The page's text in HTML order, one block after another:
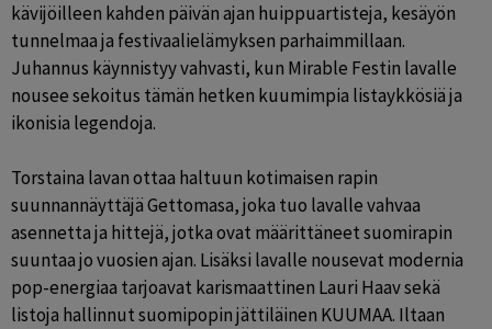
kävijöilleen kahden päivän ajan huippuartisteja, kesäyön
tunnelmaa ja festivaalielämyksen parhaimmillaan.
Juhannus käynnistyy vahvasti, kun Mirable Festin lavalle
nousee sekoitus tämän hetken kuumimpia listaykkösiä ja
ikonisia legendoja.
Torstaina lavan ottaa haltuun kotimaisen rapin
suunnannäyttäjä Gettomasa, joka tuo lavalle vahvaa
asennetta ja hittejä, jotka ovat määrittäneet suomirapin
suuntaa jo vuosien ajan. Lisäksi lavalle nousevat modernia
pop-energiaa tarjoavat karismaattinen Lauri Haav sekä
listoja hallinnut suomipopin jättiläinen KUUMAA. Iltaan